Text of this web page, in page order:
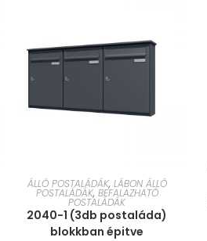
KOSÁRBA TESZEM
ÁLLÓ POSTALÁDÁK, LÁBON ÁLLÓ
POSTALÁDÁK, BEFALAZHATÓ
POSTALÁDÁK
2040-1 (3db postaláda)
blokkban épitve